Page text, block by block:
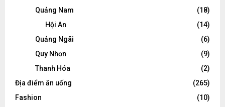
Quảng Nam
(18)
Hội An
(14)
Quảng Ngãi
(6)
Quy Nhơn
(9)
Thanh Hóa
(2)
Địa điểm ăn uống
(265)
Fashion
(10)